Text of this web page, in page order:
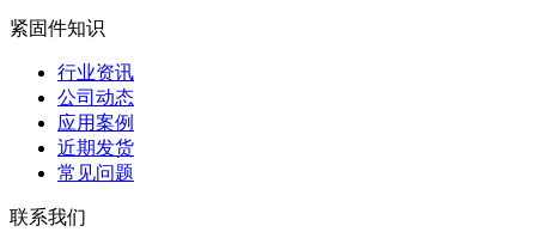
紧固件知识
行业资讯
公司动态
应用案例
近期发货
常见问题
联系我们